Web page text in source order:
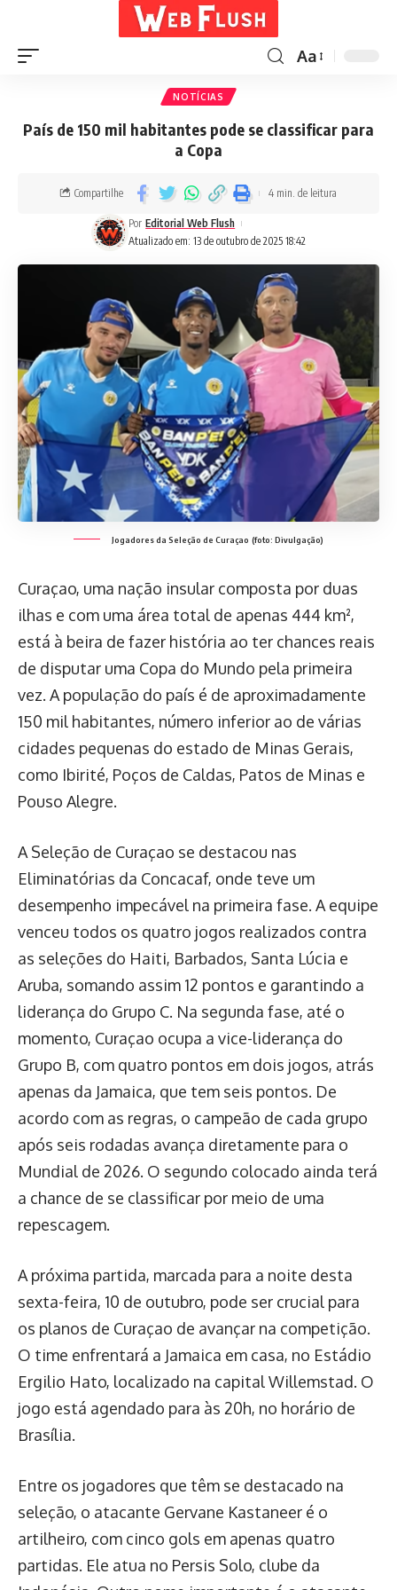
Aa
NOTÍCIAS
País de 150 mil habitantes pode se classificar para
a Copa
Atualizado em: 13 de outubro de 2025 18:42
Por Editorial Web Flush
Compartilhe 4 min. de leitura
Jogadores da Seleção de Curaçao (foto: Divulgação)
Curaçao, uma nação insular composta por duas
ilhas e com uma área total de apenas 444 km²,
está à beira de fazer história ao ter chances reais
de disputar uma Copa do Mundo pela primeira
vez. A população do país é de aproximadamente
150 mil habitantes, número inferior ao de várias
cidades pequenas do estado de Minas Gerais,
como Ibirité, Poços de Caldas, Patos de Minas e
Pouso Alegre.
A Seleção de Curaçao se destacou nas
Eliminatórias da Concacaf, onde teve um
desempenho impecável na primeira fase. A equipe
venceu todos os quatro jogos realizados contra
as seleções do Haiti, Barbados, Santa Lúcia e
Aruba, somando assim 12 pontos e garantindo a
liderança do Grupo C. Na segunda fase, até o
momento, Curaçao ocupa a vice-liderança do
Grupo B, com quatro pontos em dois jogos, atrás
apenas da Jamaica, que tem seis pontos. De
acordo com as regras, o campeão de cada grupo
após seis rodadas avança diretamente para o
Mundial de 2026. O segundo colocado ainda terá
a chance de se classificar por meio de uma
repescagem.
A próxima partida, marcada para a noite desta
sexta-feira, 10 de outubro, pode ser crucial para
os planos de Curaçao de avançar na competição.
O time enfrentará a Jamaica em casa, no Estádio
Ergilio Hato, localizado na capital Willemstad. O
jogo está agendado para às 20h, no horário de
Brasília.
Entre os jogadores que têm se destacado na
seleção, o atacante Gervane Kastaneer é o
artilheiro, com cinco gols em apenas quatro
partidas. Ele atua no Persis Solo, clube da